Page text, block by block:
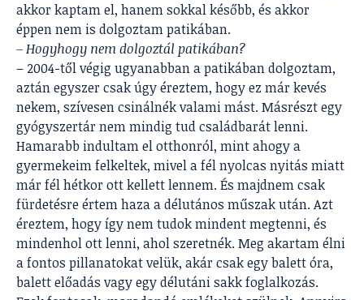
akkor kaptam el, hanem sokkal később, és akkor
éppen nem is dolgoztam patikában.
– Hogyhogy nem dolgoztál patikában?
– 2004-től végig ugyanabban a patikában dolgoztam,
aztán egyszer csak úgy éreztem, hogy ez már kevés
nekem, szívesen csinálnék valami mást. Másrészt egy
gyógyszertár nem mindig tud családbarát lenni.
Hamarabb indultam el otthonról, mint ahogy a
gyermekeim felkeltek, mivel a fél nyolcas nyitás miatt
már fél hétkor ott kellett lennem. És majdnem csak
fürdetésre értem haza a délutános műszak után. Azt
éreztem, hogy így nem tudok mindent megtenni, és
mindenhol ott lenni, ahol szeretnék. Meg akartam élni
a fontos pillanatokat velük, akár csak egy balett óra,
balett előadás vagy egy délutáni sakk foglalkozás.